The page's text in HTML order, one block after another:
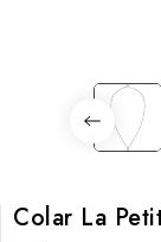
Colar La